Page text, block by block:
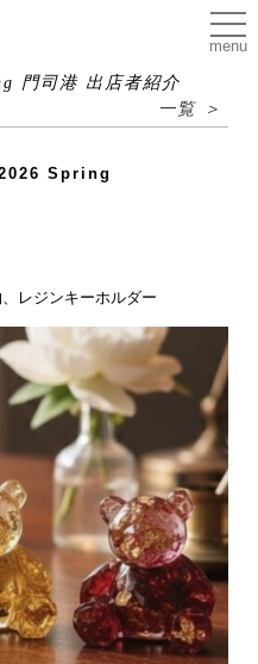
menu
門司港 出店者紹介
一覧 ＞
2026 Spring
レジンキーホルダー